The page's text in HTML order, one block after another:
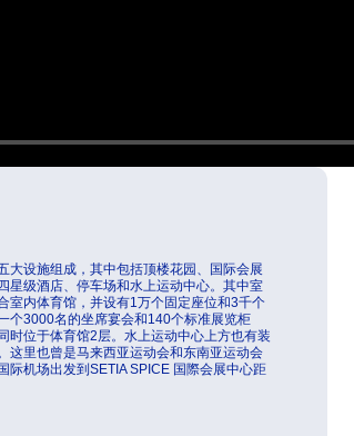
大设施组成，其中包括顶楼花园、国际会展
星级酒店、停车场和水上运动中心。其中室
室内体育馆，并设有1万个固定座位和3千个
个3000名的坐席宴会和140个标准展览柜
时位于体育馆2层。水上运动中心上方也有装
这里也曾是马来西亚运动会和东南亚运动会
际机场出发到SETIA SPICE 国際会展中心距